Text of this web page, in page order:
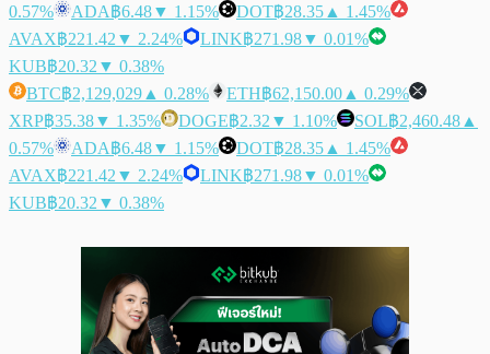
0.57%
ADA฿6.48▼ 1.15% DOT฿28.35 ▲ 1.45%
AVAX฿221.42 ▼ 2.24% LINK฿271.98▼ 0.01%
KUB฿20.32 ▼ 0.38%
BTC฿2,129,029 ▲ 0.28% ETH฿62,150.00 ▲ 0.29%
XRP฿35.38▼ 1.35% DOGE฿2.32 ▼ 1.10% SOL฿2,460.48 ▲
0.57%
ADA฿6.48▼ 1.15% DOT฿28.35 ▲ 1.45%
AVAX฿221.42 ▼ 2.24% LINK฿271.98▼ 0.01%
KUB฿20.32 ▼ 0.38%